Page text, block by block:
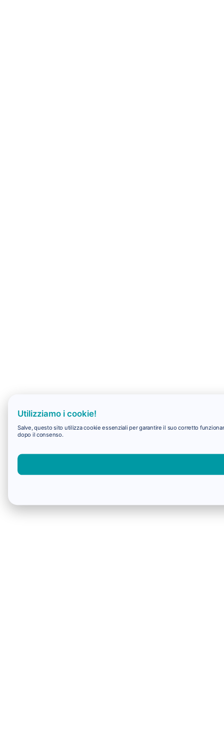
Utilizziamo i cookie!
Salve, questo sito utilizza cookie essenziali per garantire il suo corretto
dopo il consenso.